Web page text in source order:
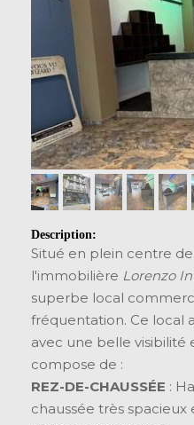
Description:
Situé en plein centre
l'immobilière Lorenzo
superbe local
fréquentation. Ce local
avec une belle visibilité
compose de :
REZ-DE-CHAUSSÉE :
chaussée très